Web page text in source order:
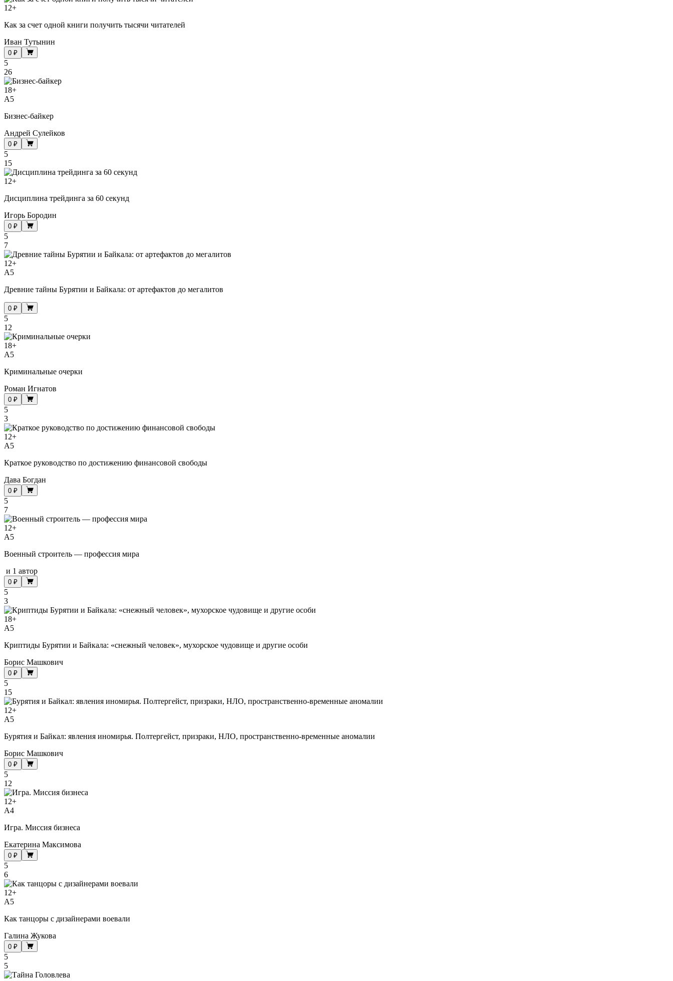
12+
Как за счет одной книги получить тысячи читателей
Иван Тутынин
0 ₽
5
26
18+
A5
Бизнес-байкер
Андрей Сулейков
0 ₽
5
15
12+
Дисциплина трейдинга за 60 секунд
Игорь Бородин
0 ₽
5
7
12+
A5
Древние тайны Бурятии и Байкала: от артефактов до мегалитов
0 ₽
5
12
18+
A5
Криминальные очерки
Роман Игнатов
0 ₽
5
3
12+
A5
Краткое руководство по достижению финансовой свободы
Дава Богдан
0 ₽
5
7
12+
A5
Военный строитель — профессия мира
и 1 автор
0 ₽
5
3
18+
A5
Криптиды Бурятии и Байкала: «снежный человек», мухорское чудовище и другие особи
Борис Машкович
0 ₽
5
15
12+
A5
Бурятия и Байкал: явления иномирья. Полтергейст, призраки, НЛО, пространственно-временные аномалии
Борис Машкович
0 ₽
5
12
12+
A4
Игра. Миссия бизнеса
Екатерина Максимова
0 ₽
5
6
12+
A5
Как танцоры с дизайнерами воевали
Галина Жукова
0 ₽
5
5